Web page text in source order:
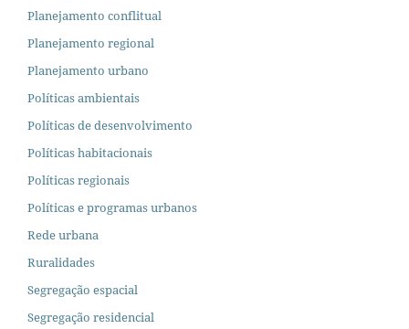
Planejamento conflitual
Planejamento regional
Planejamento urbano
Políticas ambientais
Políticas de desenvolvimento
Políticas habitacionais
Políticas regionais
Políticas e programas urbanos
Rede urbana
Ruralidades
Segregação espacial
Segregação residencial